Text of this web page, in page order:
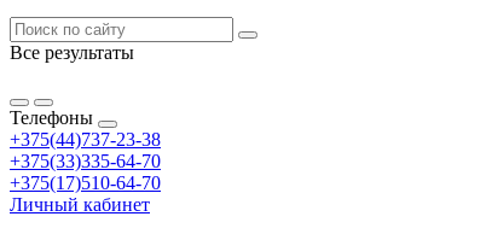
Все результаты
Телефоны
+375(44)737-23-38
+375(33)335-64-70
+375(17)510-64-70
Личный кабинет